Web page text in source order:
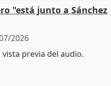
"está junto a Sánchez
2026